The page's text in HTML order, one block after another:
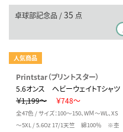
卓球部記念品 /35 点
人気商品
Printstar（プリントスター）
5.6オンス ヘビーウェイトTシャツ
￥1,199～
￥748～
全47色 / サイズ：100～150、WＭ～WL、XS
～5XL / 5.6Oz 17/1天竺 綿100％ ※杢